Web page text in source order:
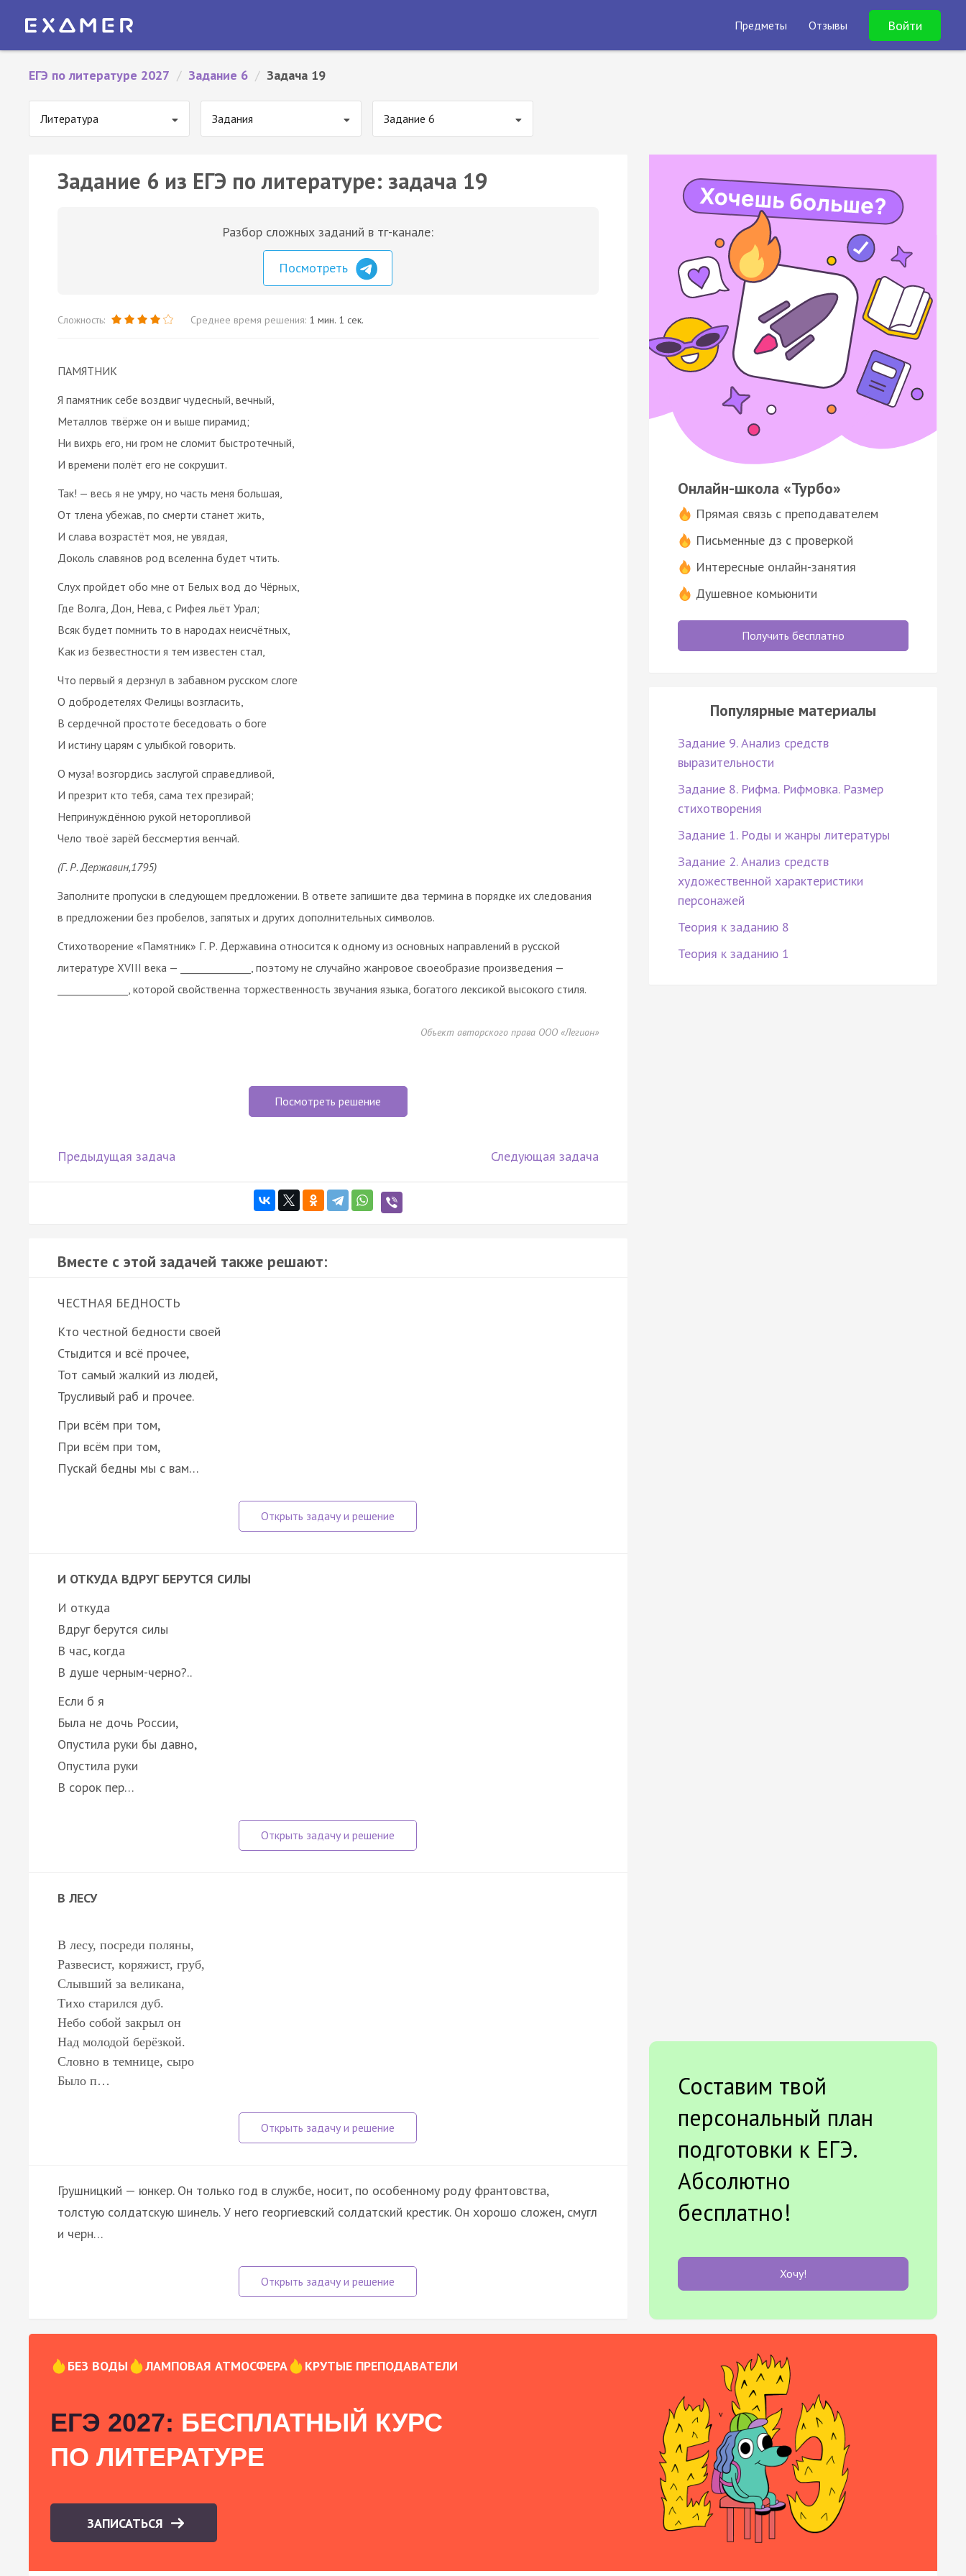
Предметы Отзывы Войти
ЕГЭ по литературе 2027 / Задание 6 / Задача 19
Литература Задания Задание 6
Задание 6 из ЕГЭ по литературе: задача 19
Разбор сложных заданий в тг-канале:
Посмотреть
Сложность: Среднее время решения: 1 мин. 1 сек.
ПАМЯТНИК
Я памятник себе воздвиг чудесный, вечный,
Металлов твёрже он и выше пирамид;
Ни вихрь его, ни гром не сломит быстротечный,
И времени полёт его не сокрушит.
Так! — весь я не умру, но часть меня большая,
От тлена убежав, по смерти станет жить,
И слава возрастёт моя, не увядая,
Доколь славянов род вселенна будет чтить.
Слух пройдет обо мне от Белых вод до Чёрных,
Где Волга, Дон, Нева, с Рифея льёт Урал;
Всяк будет помнить то в народах неисчётных,
Как из безвестности я тем известен стал,
Что первый я дерзнул в забавном русском слоге
О добродетелях Фелицы возгласить,
В сердечной простоте беседовать о боге
И истину царям с улыбкой говорить.
О муза! возгордись заслугой справедливой,
И презрит кто тебя, сама тех презирай;
Непринуждённою рукой неторопливой
Чело твоё зарёй бессмертия венчай.
(Г. Р. Державин,1795)
Заполните пропуски в следующем предложении. В ответе запишите два термина в порядке их следования
в предложении без пробелов, запятых и других дополнительных символов.
Стихотворение «Памятник» Г. Р. Державина относится к одному из основных направлений в русской
литературе XVIII века — ______________, поэтому не случайно жанровое своеобразие произведения —
______________, которой свойственна торжественность звучания языка, богатого лексикой высокого стиля.
Объект авторского права ООО «Легион»
Посмотреть решение
Предыдущая задача Следующая задача
Вместе с этой задачей также решают:
ЧЕСТНАЯ БЕДНОСТЬ
Кто честной бедности своей
Стыдится и всё прочее,
Тот самый жалкий из людей,
Трусливый раб и прочее.
При всём при том,
При всём при том,
Пускай бедны мы с вам…
И ОТКУДА ВДРУГ БЕРУТСЯ СИЛЫ
И откуда
Вдруг берутся силы
В час, когда
В душе черным-черно?..
Если б я
Была не дочь России,
Опустила руки бы давно,
Опустила руки
В сорок пер…
В ЛЕСУ
В лесу, посреди поляны,
Развесист, коряжист, груб,
Слывший за великана,
Тихо старился дуб.
Небо собой закрыл он
Над молодой берёзкой.
Словно в темнице, сыро
Было п…
Грушницкий — юнкер. Он только год в службе, носит, по особенному роду франтовства,
толстую солдатскую шинель. У него георгиевский солдатский крестик. Он хорошо сложен, смугл
и черн…
Онлайн-школа «Турбо»
Прямая связь с преподавателем
Письменные дз с проверкой
Интересные онлайн-занятия
Душевное комьюнити
Получить бесплатно
Популярные материалы
Задание 9. Анализ средств
выразительности
Задание 8. Рифма. Рифмовка. Размер
стихотворения
Задание 1. Роды и жанры литературы
Задание 2. Анализ средств
художественной характеристики
персонажей
Теория к заданию 8
Теория к заданию 1
Составим твой
персональный план
подготовки к ЕГЭ.
Абсолютно
бесплатно!
Хочу!
БЕЗ ВОДЫ ЛАМПОВАЯ АТМОСФЕРА КРУТЫЕ ПРЕПОДАВАТЕЛИ
ЕГЭ 2027: БЕСПЛАТНЫЙ КУРС
ПО ЛИТЕРАТУРЕ
ЗАПИСАТЬСЯ